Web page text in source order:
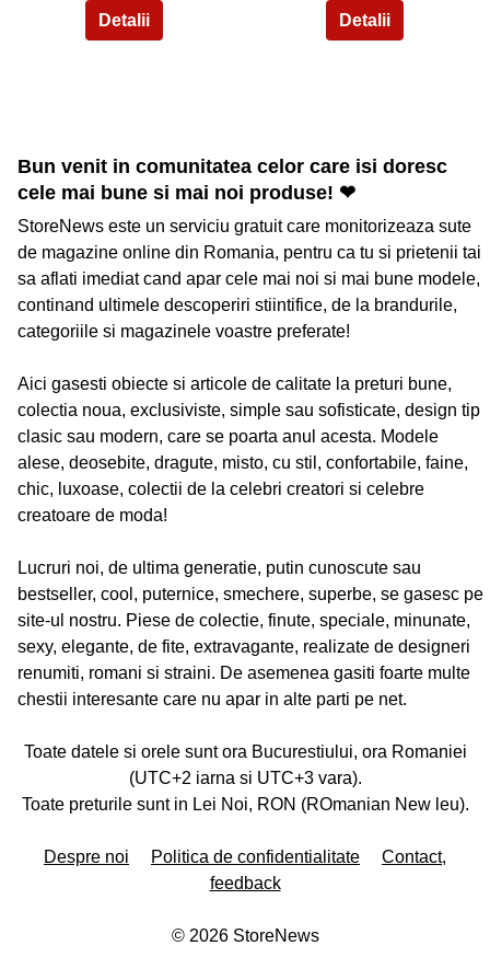
Bun venit in comunitatea celor care isi doresc
cele mai bune si mai noi produse! ❤
StoreNews este un serviciu gratuit care monitorizeaza sute
de magazine online din Romania, pentru ca tu si prietenii tai
sa aflati imediat cand apar cele mai noi si mai bune modele,
continand ultimele descoperiri stiintifice, de la brandurile,
categoriile si magazinele voastre preferate!
Aici gasesti obiecte si articole de calitate la preturi bune,
colectia noua, exclusiviste, simple sau sofisticate, design tip
clasic sau modern, care se poarta anul acesta. Modele
alese, deosebite, dragute, misto, cu stil, confortabile, faine,
chic, luxoase, colectii de la celebri creatori si celebre
creatoare de moda!
Lucruri noi, de ultima generatie, putin cunoscute sau
bestseller, cool, puternice, smechere, superbe, se gasesc pe
site-ul nostru. Piese de colectie, finute, speciale, minunate,
sexy, elegante, de fite, extravagante, realizate de designeri
renumiti, romani si straini. De asemenea gasiti foarte multe
chestii interesante care nu apar in alte parti pe net.
Toate datele si orele sunt ora Bucurestiului, ora Romaniei
(UTC+2 iarna si UTC+3 vara).
Toate preturile sunt in Lei Noi, RON (ROmanian New leu).
Despre noi Politica de confidentialitate
Contact,
feedback
© 2026StoreNews